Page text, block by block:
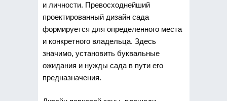
и личности. Превосходнейший
проектированный дизайн сада
формируется для определенного места
и конкретного владельца. Здесь
значимо, установить буквальные
ожидания и нужды сада в пути его
предназначения.